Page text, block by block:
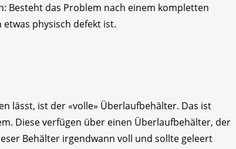
Besteht das Problem nach einem kompletten
physisch defekt ist.
lässt, ist der «volle» Überlaufbehälter. Das ist
Diese verfügen über einen Überlaufbehälter, der
Behälter irgendwann voll und sollte geleert